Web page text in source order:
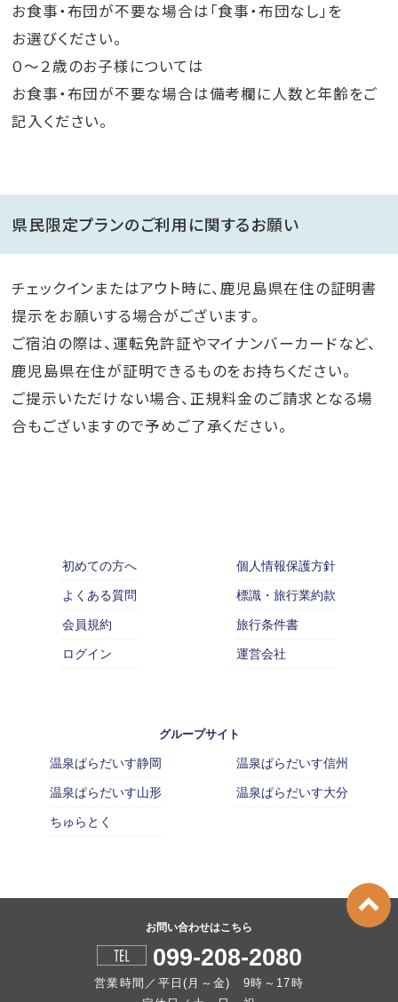
お食事・布団が不要な場合は「食事・布団なし」を
お選びください。
０～２歳のお子様については
お食事・布団が不要な場合は備考欄に人数と年齢をご
記入ください。
県民限定プランのご利用に関するお願い
チェックインまたはアウト時に、鹿児島県在住の証明書
提示をお願いする場合がございます。
ご宿泊の際は、運転免許証やマイナンバーカードなど、
鹿児島県在住が証明できるものをお持ちください。
ご提示いただけない場合、正規料金のご請求となる場
合もございますので予めご了承ください。
初めての方へ
よくある質問
会員規約
ログイン
個人情報保護方針
標識・旅行業約款
旅行条件書
運営会社
グループサイト
温泉ぱらだいす静岡
温泉ぱらだいす山形
ちゅらとく
温泉ぱらだいす信州
温泉ぱらだいす大分
お問い合わせはこちら
099-208-2080
営業時間／平日(月～金) 9時～17時